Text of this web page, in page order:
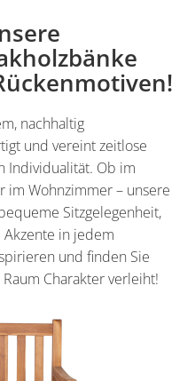
nachhaltig
und vereint zeitlose
Individualität. Ob im
im Wohnzimmer – unsere
Sitzgelegenheit,
in jedem
und finden Sie
Charakter verleiht!